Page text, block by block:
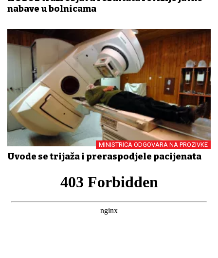
nabave u bolnicama
MINISTRICA ODGOVARA NA PROZIVKE
Uvode se trijaža i preraspodjele pacijenata